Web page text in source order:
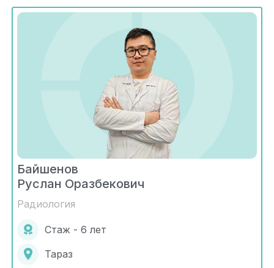
Байшенов
Руслан Оразбекович
Радиология
Стаж - 6 лет
Тараз